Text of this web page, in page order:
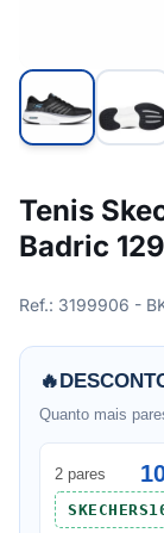
Tenis
Badric
Ref.: 3199906 -
🔥
Quanto mais
2 pares